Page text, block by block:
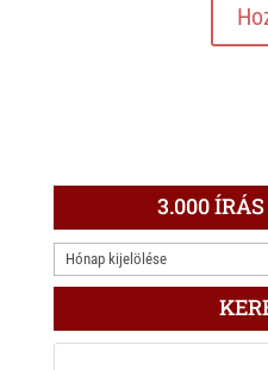
3.000
3.000
ÍRÁS